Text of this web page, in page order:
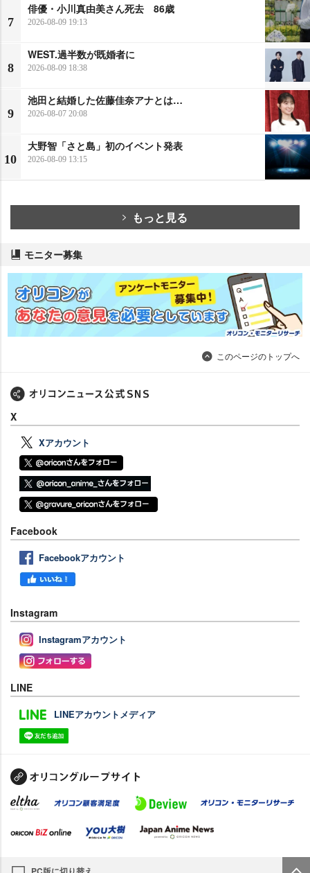
7
俳優・小川真由美さん死去 86歳
2026-08-09 19:13
8
WEST.過半数が既婚者に
2026-08-09 18:38
9
池田と結婚した佐藤佳奈アナとは…
2026-08-07 20:08
10
大野智「さと島」初のイベント発表
2026-08-09 13:15
もっと見る
モニター募集
このページのトップへ
X
Xアカウント
Facebook
Facebookアカウント
Instagram
Instagramアカウント
LINE
LINEアカウントメディア